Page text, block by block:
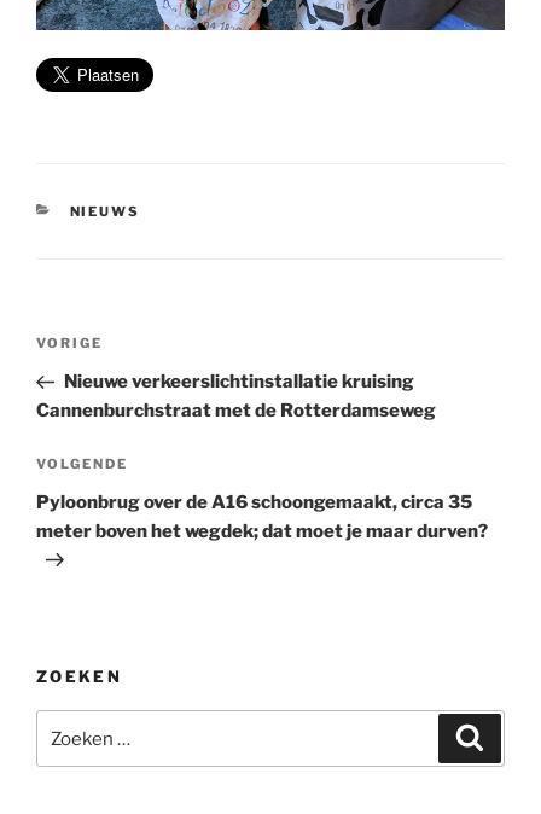
CATEGORIEËN
NIEUWS
Bericht
Vorig
bericht
VORIGE
Nieuwe verkeerslichtinstallatie kruising
Cannenburchstraat met de Rotterdamseweg
Volgend
bericht
VOLGENDE
Pyloonbrug over de A16 schoongemaakt, circa 35
meter boven het wegdek; dat moet je maar durven?
ZOEKEN
naar: